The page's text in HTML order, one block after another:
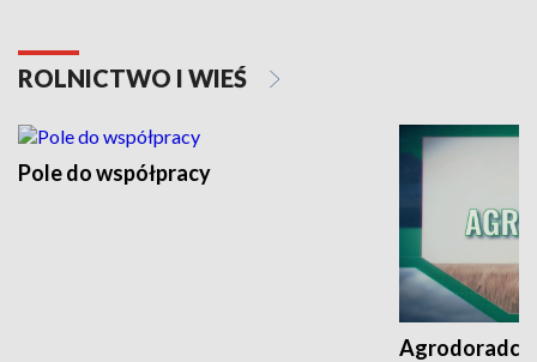
ROLNICTWO I WIEŚ
Pole do współpracy
Agrodoradcy